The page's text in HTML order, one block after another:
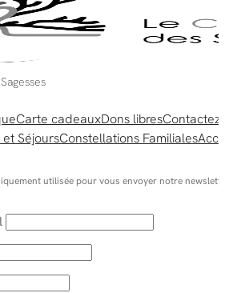
Carte cadeauxDons libres
SéjoursConstellations Familiales
utilisée pour vous envoyer notre